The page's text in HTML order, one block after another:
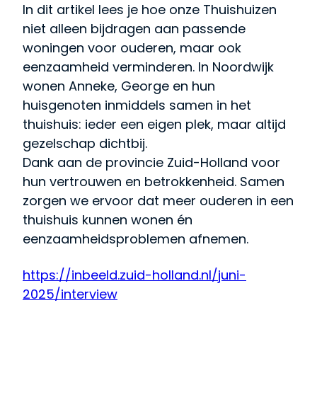
In dit artikel lees je hoe onze Thuishuizen
niet alleen bijdragen aan passende
woningen voor ouderen, maar ook
eenzaamheid verminderen. In Noordwijk
wonen Anneke, George en hun
huisgenoten inmiddels samen in het
thuishuis: ieder een eigen plek, maar altijd
gezelschap dichtbij.
Dank aan de provincie Zuid-Holland voor
hun vertrouwen en betrokkenheid. Samen
zorgen we ervoor dat meer ouderen in een
thuishuis kunnen wonen én
eenzaamheidsproblemen afnemen.
https://inbeeld.zuid-holland.nl/juni-
2025/interview